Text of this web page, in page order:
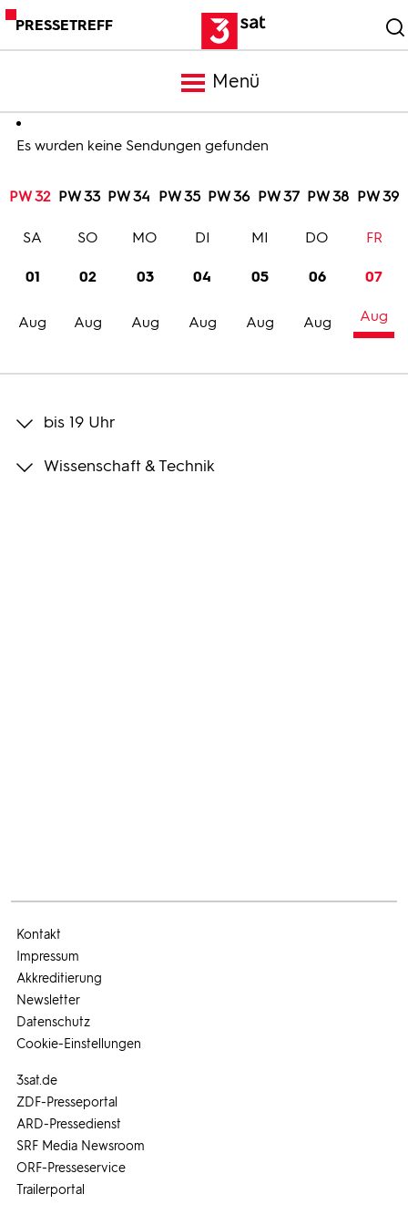
PRESSETREFF
Menü
Meldungen
Programm
Trailer
Bilder
Es wurden keine Sendungen gefunden
PW 32 PW 33 PW 34 PW 35 PW 36 PW 37 PW 38 PW 39
01
Aug
SA
02
Aug
SO
03
Aug
MO
04
Aug
DI
05
Aug
MI
06
Aug
DO
07
Aug
FR
bis 19 Uhr
Wissenschaft & Technik
3sat.de
ZDF-Presseportal
ARD-Pressedienst
SRF Media Newsroom
ORF-Presseservice
Trailerportal
Kontakt
Impressum
Akkreditierung
Newsletter
Datenschutz
Cookie-Einstellungen